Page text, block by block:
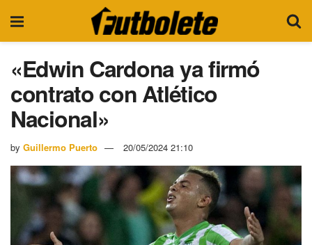
«Edwin Cardona ya firmó
contrato con Atlético
Nacional»
by Guillermo Puerto 20/05/2024 21:10